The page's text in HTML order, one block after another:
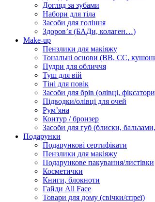
Догляд за зубами
Набори для тіла
Засоби для гоління
Здоровʼя (БАДи, колаген…)
Make-up
Пензлики для макіяжу
Тональні основи (BB, CC,
Пудри для обличчя
Туш для вій
Тіні для повік
Засоби для брів (олівці,
Підводки/олівці для очей
Румʼяна
Контур / бронзер
Засоби для губ (блиски,
Подарунки
Подарункові сертифікати
Пензлики для макіяжу
Подарункове пакування/листівки
Косметички
Книги, блокноти
Гайди All Face
Товари для дому (свічки/спреї)